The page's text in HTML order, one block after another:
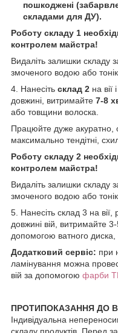
пошкоджені
складами для ДУ).
Роботу складу 1
контролем майстра!
Видаліть залишки складу
змоченого водою або
4. Нанесіть склад 2 на вії
довжині, витримайте 7-8
або товщини волоска.
Працюйте дуже акуратно,
максимально тендітні,
Роботу складу 2
контролем майстра!
Видаліть залишки складу
змоченого водою або
5. Нанесіть склад 3 на вії,
довжині вій, витримайте
допомогою ватного
Додатковий сервіс: при
ламінування можна
вій за допомогою фарби
ПРОТИПОКАЗАННЯ ДО
Індивідуальна